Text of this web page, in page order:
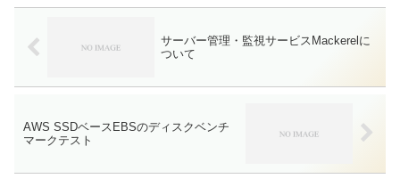
サーバー管理・監視サービスMackerelに
ついて
AWS SSDベースEBSのディスクベンチ
マークテスト